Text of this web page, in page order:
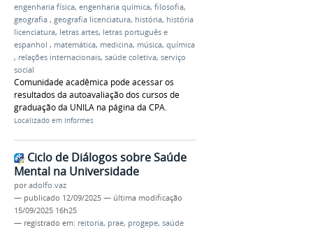
engenharia física, engenharia química, filosofia,
geografia , geografia licenciatura, história, história
licenciatura, letras artes, letras português e
espanhol , matemática, medicina, música, química
, relações internacionais, saúde coletiva, serviço
social
Comunidade acadêmica pode acessar os
resultados da autoavaliação dos cursos de
graduação da UNILA na página da CPA.
Localizado em Informes
Ciclo de Diálogos sobre Saúde
Mental na Universidade
poradolfo.vaz
— publicado 12/09/2025 — última modificação
15/09/2025 16h25
— registrado em: reitoria, prae, progepe, saúde